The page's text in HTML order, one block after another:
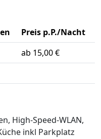
Preis p.P./Nacht
ab 15,00 €
High-Speed-WLAN,
inkl Parkplatz